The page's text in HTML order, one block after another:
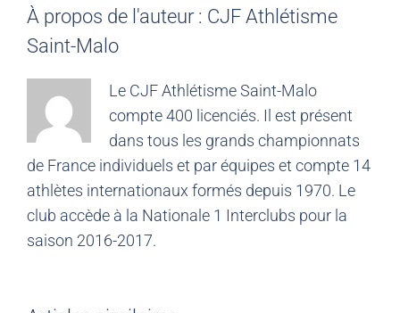
À propos de l'auteur : CJF Athlétisme
Saint-Malo
Le CJF Athlétisme Saint-Malo
compte 400 licenciés. Il est présent
dans tous les grands championnats
de France individuels et par équipes et compte 14
athlètes internationaux formés depuis 1970. Le
club accède à la Nationale 1 Interclubs pour la
saison 2016-2017.